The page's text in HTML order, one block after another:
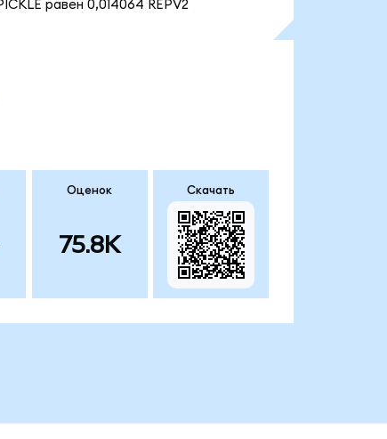
равен 0,014064 REPV2
Оценок
75.8K
Скачать